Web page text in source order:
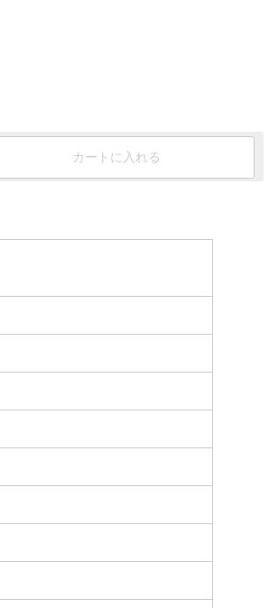
カートに入れる